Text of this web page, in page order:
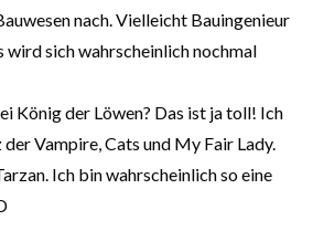
nach. Vielleicht Bauingenieur
wird sich wahrscheinlich nochmal
König der Löwen? Das ist ja toll! Ich
Vampire, Cats und My Fair Lady.
Ich bin wahrscheinlich so eine